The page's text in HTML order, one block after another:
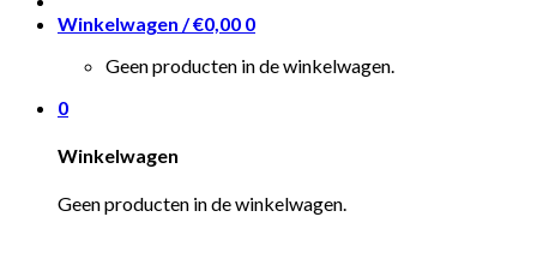
Winkelwagen /€0,00 0
Geen producten in de winkelwagen.
0
Winkelwagen
Geen producten in de winkelwagen.